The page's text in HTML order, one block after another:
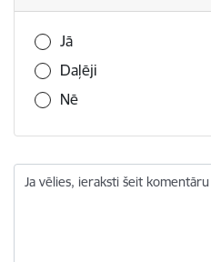
Vai šī informācija bija
Jā
Daļēji
Nē
Ja vēlies, ieraksti šeit komentāru